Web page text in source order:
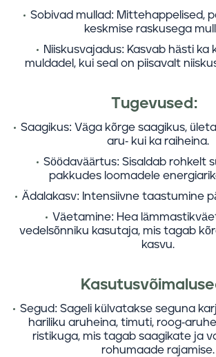
Sobivad mullad: Mittehappelised,
keskmise raskusega
Niiskusvajadus: Kasvab hästi ka
muldadel, kui seal on piisavalt
Tugevused:
Saagikus: Väga kõrge saagikus,
aru- kui ka raiheina.
Söödaväärtus: Sisaldab rohkelt
pakkudes loomadele
Ädalakasv: Intensiivne taastumine
Väetamine: Hea
vedelsõnniku kasutaja, mis tagab
kasvu.
Segud: Sageli külvatakse seguna
hariliku aruheina, timuti, roog-
ristikuga, mis tagab saagikate ja
rohumaade rajamise.